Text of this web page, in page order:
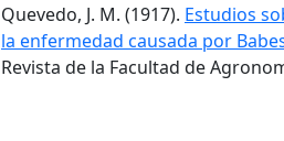
Quevedo, J. M. (1917). Estudios
la enfermedad causada por
Revista de la Facultad de